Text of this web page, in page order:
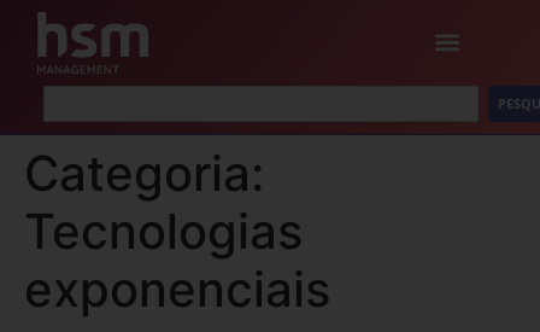
Categoria:
Tecnologias
exponenciais